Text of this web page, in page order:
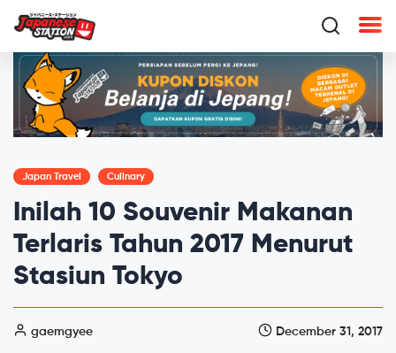
Japan Travel Culinary
Inilah 10 Souvenir Makanan
Terlaris Tahun 2017 Menurut
Stasiun Tokyo
gaemgyee December 31, 2017